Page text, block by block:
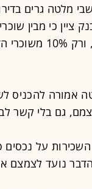
כ־80% מתושבי
מסובסדים על
אמורה להכניס
גם בלי קשר
השכירות על נכסים
נועד לצמצם